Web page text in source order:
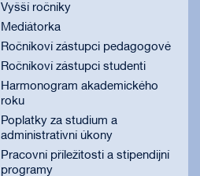
Vyšší ročníky
Mediátorka
Ročníkoví zástupci pedagogové
Ročníkoví zástupci studenti
Harmonogram akademického
roku
Poplatky za studium a
administrativní úkony
Pracovní příležitosti a stipendijní
programy